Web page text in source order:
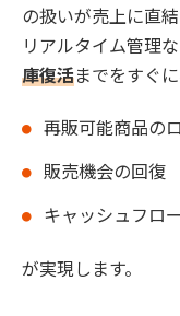
の扱いが売上に直結
リアルタイム管理な
庫復活までをすぐ
再販可能商品の
販売機会の回復
キャッシュフロ
が実現します。